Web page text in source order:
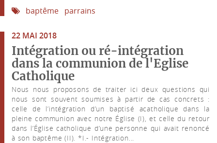
baptême parrains
22 MAI 2018
Intégration ou ré-intégration
dans la communion de l'Eglise
Catholique
Nous nous proposons de traiter ici deux questions qui
nous sont souvent soumises à partir de cas concrets :
celle de l’intégration d’un baptisé acatholique dans la
pleine communion avec notre Église (I), et celle du retour
dans l’Église catholique d’une personne qui avait renoncé
à son baptême (II). *I.- Intégration...